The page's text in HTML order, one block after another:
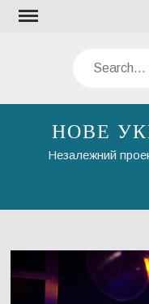
Skip
Search
НОВЕ
Незалежний